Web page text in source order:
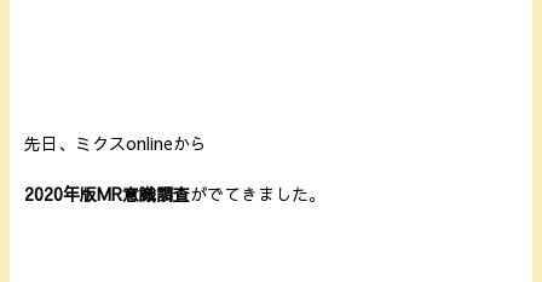
先日、ミクスonlineから
2020年版MR意識調査がでてきました。